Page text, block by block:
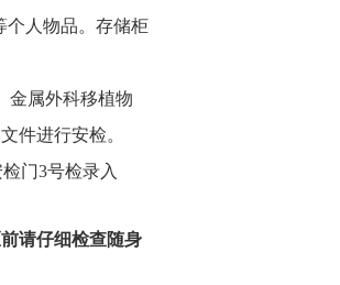
个人物品。存储柜
金属外科移植物
件进行安检。
门3号检录入
请仔细检查随身